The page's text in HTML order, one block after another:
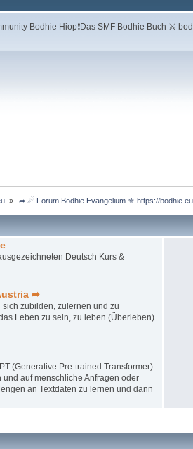
Bodhie Hiop❗Das SMF Bodhie Buch ⚔
» ➦ ☄ Forum Bodhie Evangelium ⚜ https://bodhie.eu
Deutsch Kurs &
➦
zubilden, zulernen und zu
Leben zu sein, zu leben (Überleben)
(Generative Pre-trained Transformer)
auf menschliche Anfragen oder
an Textdaten zu lernen und dann